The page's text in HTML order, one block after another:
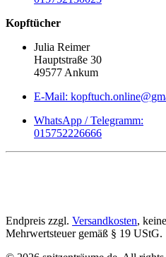
Kopftücher
Julia Reimer
Hauptstraße 30
49577 Ankum
E-Mail:
WhatsApp / Telegramm:
015752226666
Endpreis zzgl. Versandkosten,
Mehrwertsteuer gemäß § 19 UStG.